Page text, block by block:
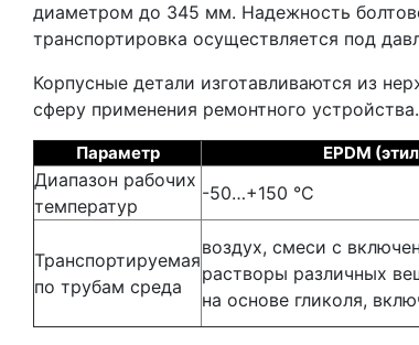
диаметром до 345 мм. Надежность
транспортировка осуществляется под
Корпусные детали изготавливаются из
сферу применения ремонтного устройства.
Параметр EPDM
Диапазон рабочих
температур
-50…+150 °C
Транспортируемая
по трубам среда
воздух, смеси с
растворы различных
на основе гликоля,